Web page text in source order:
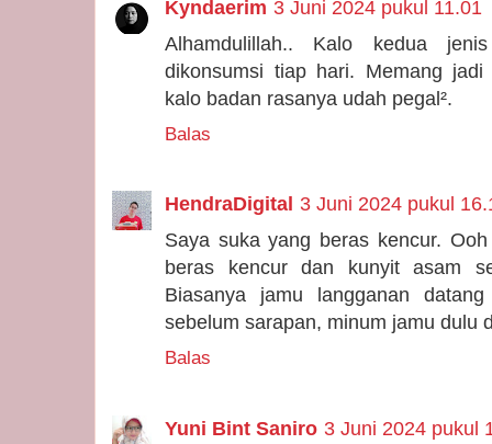
Kyndaerim 3 Juni 2024 pukul 11.01
Alhamdulillah.. Kalo kedua
dikonsumsi tiap hari. Memang
kalo badan rasanya udah pegal².
Balas
HendraDigital 3 Juni 2024 pukul
Saya suka yang beras kencur.
beras kencur dan kunyit asam
Biasanya jamu langganan
sebelum sarapan, minum jamu dulu
Balas
Yuni Bint Saniro 3 Juni 2024 pukul